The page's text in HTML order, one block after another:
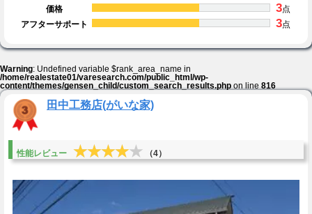
価格
3点
アフターサポート
3点
Warning: Undefined variable $rank_area_name in
/home/realestate01/varesearch.com/public_html/wp-
content/themes/gensen_child/custom_search_results.php on line 816
田中工務店(がいな家)
性能レビュー ★★★★★
★★★★★ （4）